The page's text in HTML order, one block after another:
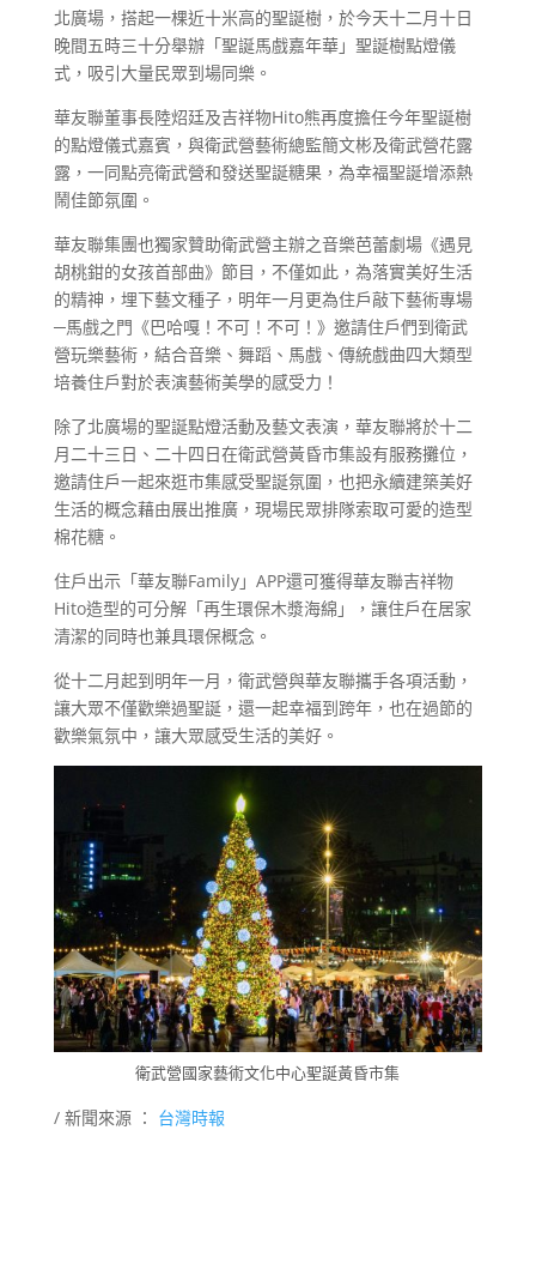
北廣場，搭起一棵近十米高的聖誕樹，於今天十二月十日
晚間五時三十分舉辦「聖誕馬戲嘉年華」聖誕樹點燈儀
式，吸引大量民眾到場同樂。
華友聯董事長陸炤廷及吉祥物Hito熊再度擔任今年聖誕樹
的點燈儀式嘉賓，與衛武營藝術總監簡文彬及衛武營花露
露，一同點亮衛武營和發送聖誕糖果，為幸福聖誕增添熱
鬧佳節氛圍。
華友聯集團也獨家贊助衛武營主辦之音樂芭蕾劇場《遇見
胡桃鉗的女孩首部曲》節目，不僅如此，為落實美好生活
的精神，埋下藝文種子，明年一月更為住戶敲下藝術專場
─馬戲之門《巴哈嘎！不可！不可！》邀請住戶們到衛武
營玩樂藝術，結合音樂、舞蹈、馬戲、傳統戲曲四大類型
培養住戶對於表演藝術美學的感受力！
除了北廣場的聖誕點燈活動及藝文表演，華友聯將於十二
月二十三日、二十四日在衛武營黃昏市集設有服務攤位，
邀請住戶一起來逛市集感受聖誕氛圍，也把永續建築美好
生活的概念藉由展出推廣，現場民眾排隊索取可愛的造型
棉花糖。
住戶出示「華友聯Family」APP還可獲得華友聯吉祥物
Hito造型的可分解「再生環保木漿海綿」，讓住戶在居家
清潔的同時也兼具環保概念。
從十二月起到明年一月，衛武營與華友聯攜手各項活動，
讓大眾不僅歡樂過聖誕，還一起幸福到跨年，也在過節的
歡樂氣氛中，讓大眾感受生活的美好。
衛武營國家藝術文化中心聖誕黃昏市集
/ 新聞來源 ： 台灣時報